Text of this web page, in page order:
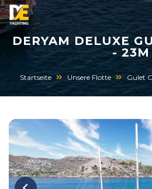
DERYAM DELUXE
- 23M
Startseite Unsere Flotte Gulet